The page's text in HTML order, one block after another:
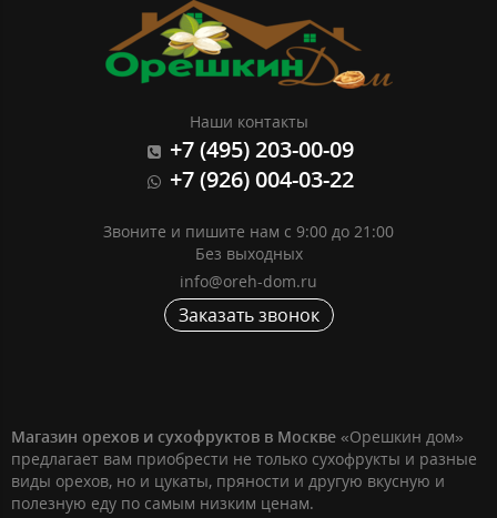
Наши контакты
+7 (495) 203-00-09
+7 (926) 004-03-22
Звоните и пишите нам с 9:00 до 21:00
Без выходных
info@oreh-dom.ru
Заказать звонок
Магазин орехов и сухофруктов в Москве «Орешкин дом»
предлагает вам приобрести не только сухофрукты и разные
виды орехов, но и цукаты, пряности и другую вкусную и
полезную еду по самым низким ценам.